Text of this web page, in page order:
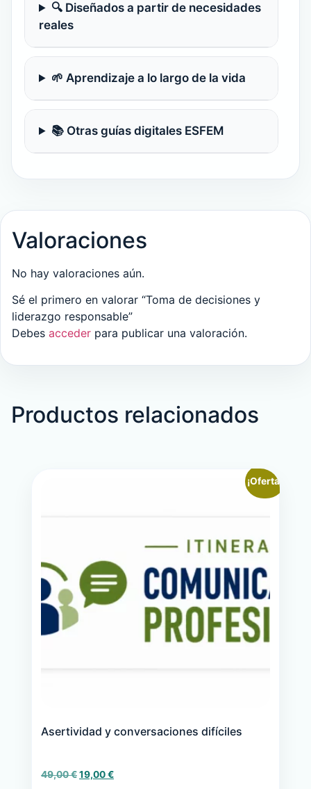
🔍 Diseñados a partir de necesidades
reales
🌱 Aprendizaje a lo largo de la vida
📚 Otras guías digitales ESFEM
Valoraciones
No hay valoraciones aún.
Sé el primero en valorar “Toma de decisiones y
liderazgo responsable”
Debes acceder para publicar una valoración.
Productos relacionados
¡Oferta!
Asertividad y conversaciones difíciles
49,00€El
19,00€El